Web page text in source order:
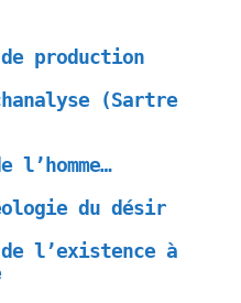
de production
(Sartre
l’homme…
du désir
l’existence à